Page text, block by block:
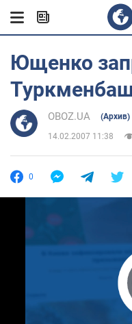
Ющенко
OBOZ.UA (Архив)
14.02.2007 11:38
0